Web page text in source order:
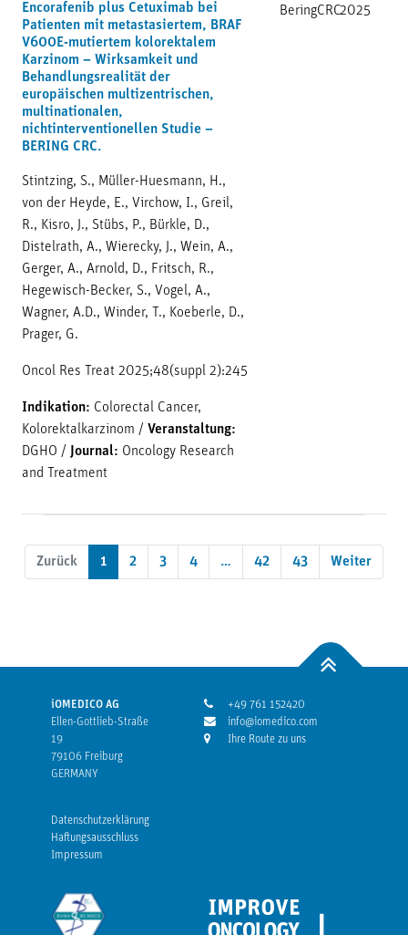
Encorafenib plus Cetuximab bei
Patienten mit metastasiertem, BRAF
V600E-mutiertem kolorektalem
Karzinom – Wirksamkeit und
Behandlungsrealität der
europäischen multizentrischen,
multinationalen,
nichtinterventionellen Studie –
BERING CRC.
Stintzing, S., Müller-Huesmann, H.,
von der Heyde, E., Virchow, I., Greil,
R., Kisro, J., Stübs, P., Bürkle, D.,
Distelrath, A., Wierecky, J., Wein, A.,
Gerger, A., Arnold, D., Fritsch, R.,
Hegewisch-Becker, S., Vogel, A.,
Wagner, A.D., Winder, T., Koeberle, D.,
Prager, G.
Oncol Res Treat 2025;48(suppl 2):245
Indikation: Colorectal Cancer,
Kolorektalkarzinom / Veranstaltung:
DGHO / Journal: Oncology Research
and Treatment
BeringCRC2025
Zurück 1 2 3 4 … 42 43 Weiter
iOMEDICO AG
Ellen-Gottlieb-Straße
19
79106 Freiburg
GERMANY
+49 761 152420
info@iomedico.com
Ihre Route zu uns
Datenschutzerklärung
Haftungsausschluss
Impressum